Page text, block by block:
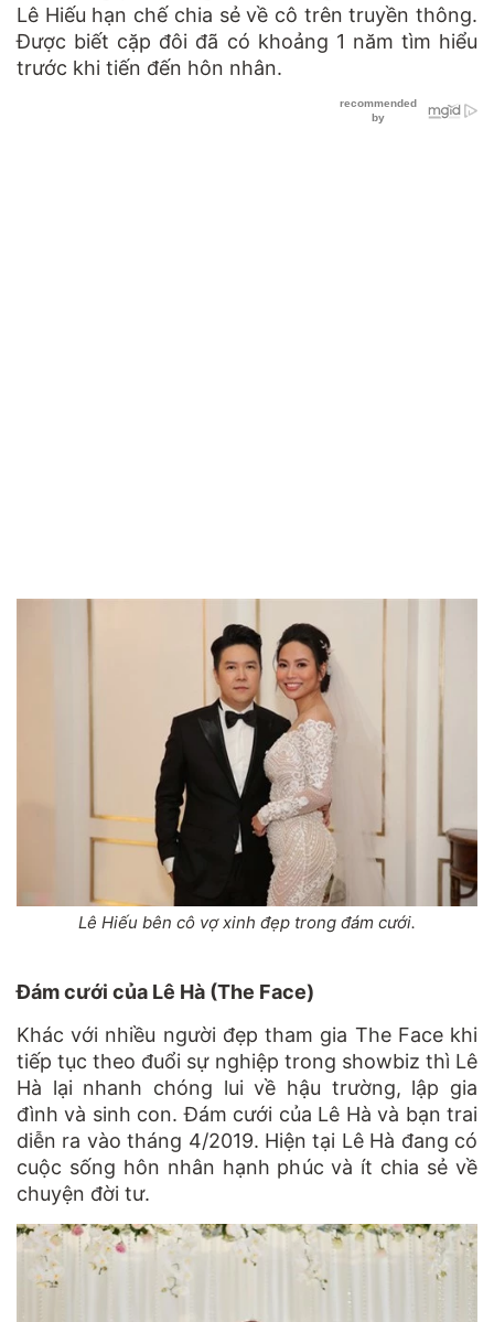
Lê Hiếu hạn chế chia sẻ về cô trên truyền thông.
Được biết cặp đôi đã có khoảng 1 năm tìm hiểu
trước khi tiến đến hôn nhân.
Lê Hiếu bên cô vợ xinh đẹp trong đám cưới.
Đám cưới của Lê Hà (The Face)
Khác với nhiều người đẹp tham gia The Face khi
tiếp tục theo đuổi sự nghiệp trong showbiz thì Lê
Hà lại nhanh chóng lui về hậu trường, lập gia
đình và sinh con. Đám cưới của Lê Hà và bạn trai
diễn ra vào tháng 4/2019. Hiện tại Lê Hà đang có
cuộc sống hôn nhân hạnh phúc và ít chia sẻ về
chuyện đời tư.